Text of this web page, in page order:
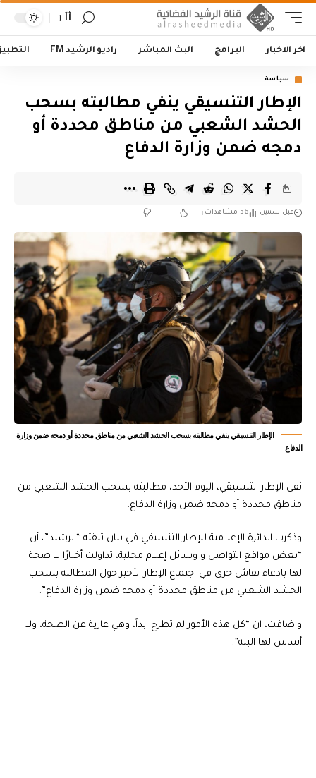
أأ
اخر الاخبار البرامج البث المباشر راديو الرشيد FM
سياسة
الإطار التنسيقي ينفي مطالبته بسحب
الحشد الشعبي من مناطق محددة أو
دمجه ضمن وزارة الدفاع
قبل سنتين 56 مشاهدات
الإطار التنسيقي ينفي مطالبته بسحب الحشد الشعبي من مناطق محددة أو دمجه ضمن وزارة
الدفاع
نفى الإطار التنسيقي، اليوم الأحد، مطالبته بسحب الحشد الشعبي من
مناطق محددة أو دمجه ضمن وزارة الدفاع.
وذكرت الدائرة الإعلامية للإطار التنسيقي في بيان تلقته “الرشيد”، أن
“بعض مواقع التواصل و وسائل إعلام محلية، تداولت أخبارًا لا صحة
لها بادعاء نقاش جرى في اجتماع الإطار الأخير حول المطالبة بسحب
الحشد الشعبي من مناطق محددة أو دمجه ضمن وزارة الدفاع”.
واضافت، ان “كل هذه الأمور لم تطرح ابداً، وهي عارية عن الصحة، ولا
أساس لها البتة”.